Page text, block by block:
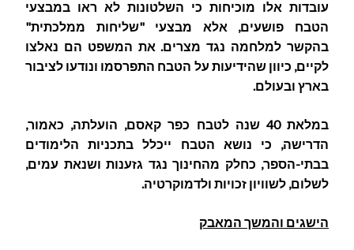
עובדות אלו מוכיחות כי השלטונות לא ראו במבצעי
הטבח פושעים, אלא מבצעי "שליחות ממלכתית"
בהקשר למלחמה נגד מצרים. את המשפט הם נאלצו
לקיים, כיוון שהידיעות על הטבח התפרסמו ונודעו לציבור
בארץ ובעולם.
במלאת 40 שנה לטבח כפר קאסם, הועלתה, כאמור,
הדרישה, כי נושא הטבח ייכלל בתכניות הלימודים
בבתי-הספר, כחלק מהחינוך נגד גזענות ושנאת עמים,
לשלום, לשוויון זכויות ולדמוקרטיה.
הישגים והמשך המאבק